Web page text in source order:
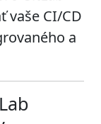
vaše CI/CD
a